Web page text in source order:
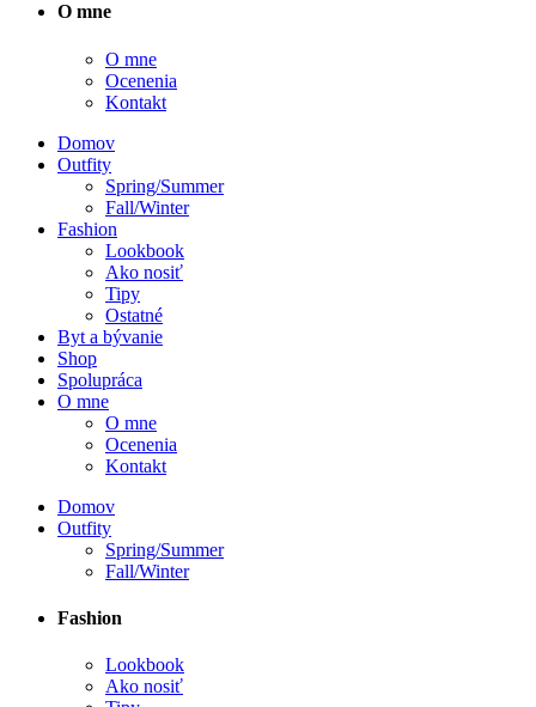
O mne
O mne
Ocenenia
Kontakt
Domov
Outfity
Spring/Summer
Fall/Winter
Fashion
Lookbook
Ako nosiť
Tipy
Ostatné
Byt a bývanie
Shop
Spolupráca
O mne
O mne
Ocenenia
Kontakt
Domov
Outfity
Spring/Summer
Fall/Winter
Fashion
Lookbook
Ako nosiť